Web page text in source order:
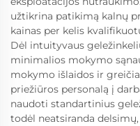
užtikrina patikimą kalnų
kainas per kelis
Dėl intuityvaus
minimalios mokymo
mokymo išlaidos ir
priežiūros personalą į
naudoti standartinius
todėl neatsiranda